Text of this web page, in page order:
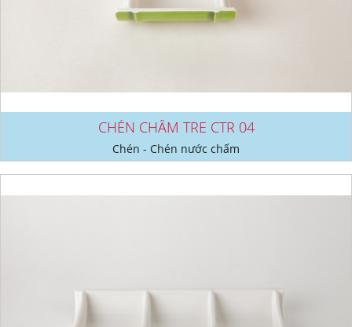
CHÉN CHẤM TRE CTR 04
Chén - Chén nước chấm